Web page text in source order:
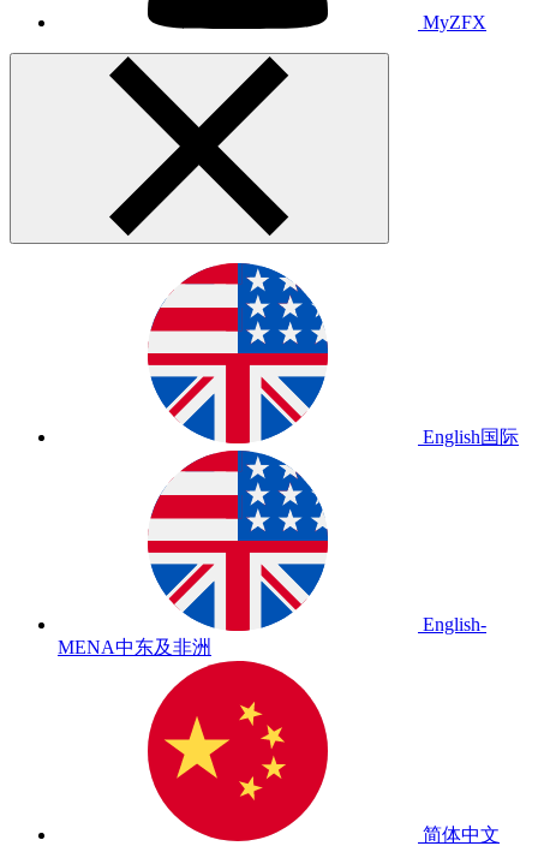
MyZFX
English国际
English-
MENA中东及非洲
简体中文